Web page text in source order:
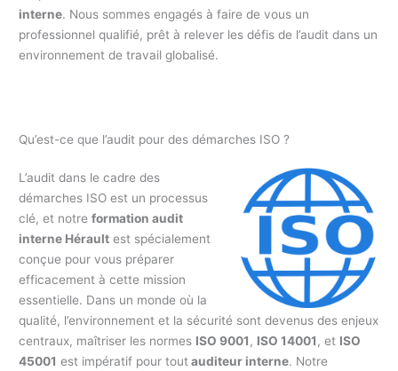
interne. Nous sommes engagés à faire de vous un
professionnel qualifié, prêt à relever les défis de l’audit dans un
environnement de travail globalisé.
Qu’est-ce que l’audit pour des démarches ISO ?
L’audit dans le cadre des
démarches ISO est un processus
clé, et notreformation audit
interne Hérault est spécialement
conçue pour vous préparer
efficacement à cette mission
essentielle. Dans un monde où la
qualité, l’environnement et la sécurité sont devenus des enjeux
centraux, maîtriser les normes ISO 9001, ISO 14001, et ISO
45001 est impératif pour toutauditeur interne. Notre